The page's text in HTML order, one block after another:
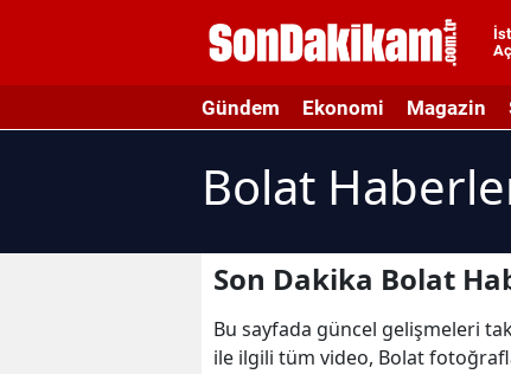
Gündem Ekonomi Magazin
Bolat
Son Dakika Bolat
Bu sayfada güncel gelişmeleri
ile ilgili tüm video, Bolat